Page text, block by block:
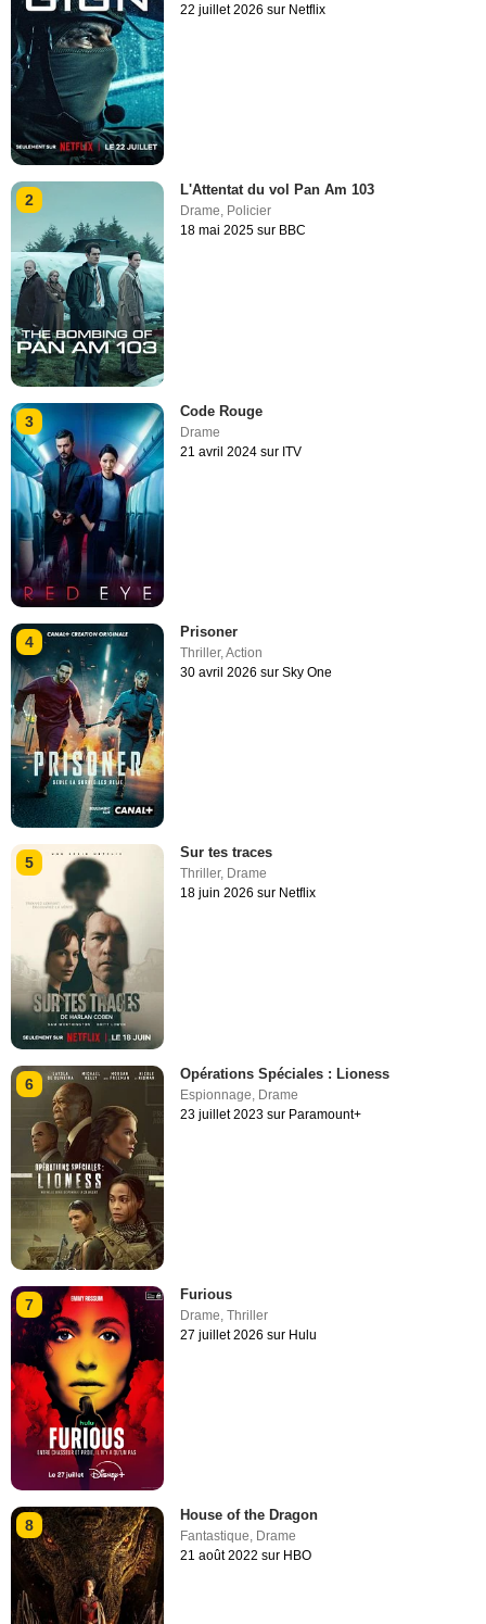
22 juillet 2026 sur Netflix
2
L'Attentat du vol Pan Am 103
Drame, Policier
18 mai 2025 sur BBC
3
Code Rouge
Drame
21 avril 2024 sur ITV
4
Prisoner
Thriller,Action
30 avril 2026 sur Sky One
5
Sur tes traces
Thriller, Drame
18 juin 2026 sur Netflix
6
Opérations Spéciales : Lioness
Espionnage Drame
23 juillet 2023 sur Paramount+
7
Furious
Drame,Thriller
27 juillet 2026 sur Hulu
8
House of the Dragon
Fantastique, Drame
21 août 2022 sur HBO